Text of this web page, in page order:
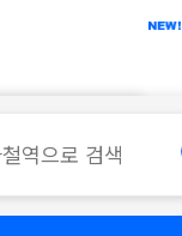
사무실